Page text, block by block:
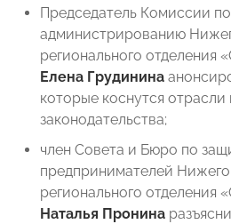
Председатель Комиссии
администрированию
регионального
Елена Грудинина
которые коснутся отрасли
законодательства;
член Совета и Бюро по
предпринимателей
регионального
Наталья Пронина